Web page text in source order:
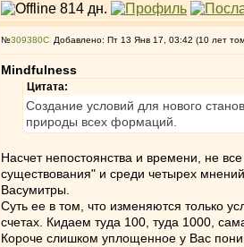
№309380 Добавлено: Пт 13 Янв 17, 03:42 (10 лет
Mindfulness
Цитата:
Создание условий для нового
природы всех формаций.
Насчет непостоянства и времени, не
существования" и среди четырех
Васумитры.
Суть ее в том, что изменяются только
счетах. Кидаем туда 100, туда 1000,
Короче слишком уплощенное у Вас